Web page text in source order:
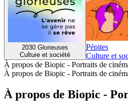
2030 Glorieuses
Culture et société
Pépites
Culture et
À propos de Biopic - Portraits de
À propos de Biopic - Portraits de
À propos de Biopic -